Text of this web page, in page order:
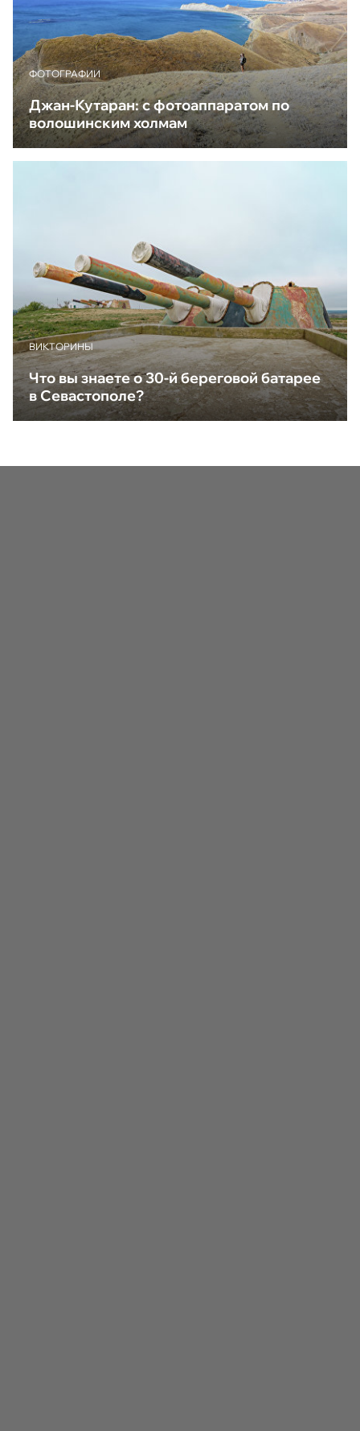
ФОТОГРАФИИ
Джан-Кутаран: с фотоаппаратом по
волошинским холмам
ВИКТОРИНЫ
Что вы знаете о 30-й береговой батарее
в Севастополе?